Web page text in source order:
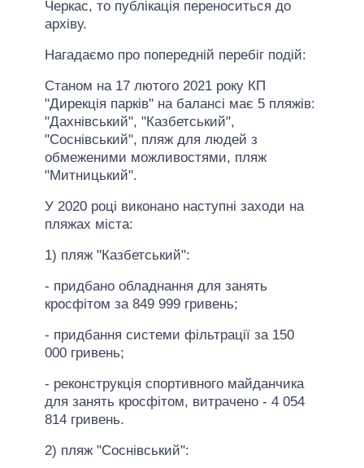
Черкас, то публікація переноситься до
архіву.
Нагадаємо про попередній перебіг подій:
Станом на 17 лютого 2021 року КП
"Дирекція парків" на балансі має 5 пляжів:
"Дахнівський", "Казбетський",
"Соснівський", пляж для людей з
обмеженими можливостями, пляж
"Митницький".
У 2020 році виконано наступні заходи на
пляжах міста:
1) пляж "Казбетський":
- придбано обладнання для занять
кросфітом за 849 999 гривень;
- придбання системи фільтрації за 150
000 гривень;
- реконструкція спортивного майданчика
для занять кросфітом, витрачено - 4 054
814 гривень.
2) пляж "Соснівський":